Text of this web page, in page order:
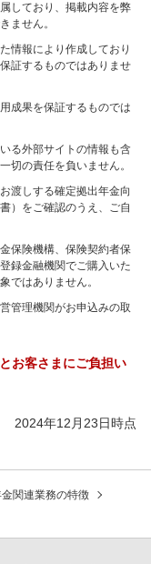
しており、掲載内容を弊
ません。
情報により作成しており
証するものではありませ
成果を保証するものでは
る外部サイトの情報も含
切の責任を負いません。
渡しする確定拠出年金向
）をご確認のうえ、ご自
保険機構、保険契約者保
録金融機関でご購入いた
ではありません。
管理機関がお申込みの取
お客さまにご負担い
2024年12月23日時点
関連業務の特徴